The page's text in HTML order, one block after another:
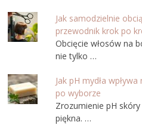
Jak samodzielnie
przewodnik krok po
Obcięcie włosów na
nie tylko …
Jak pH mydła
po wyborze
Zrozumienie pH
piękna. …